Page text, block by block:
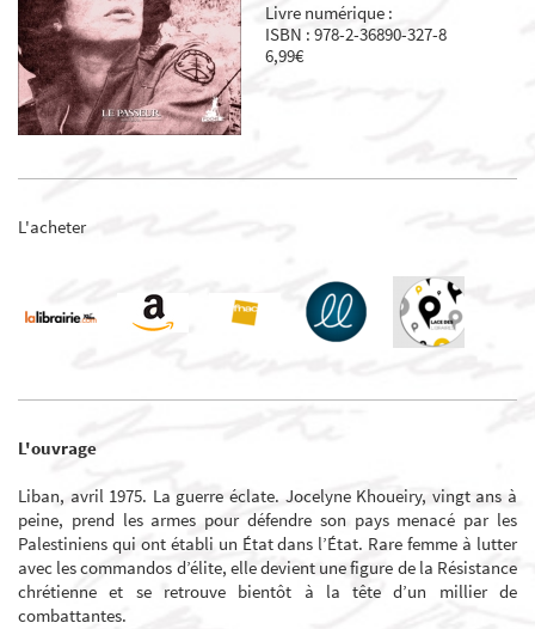
Livre numérique :
ISBN : 978-2-36890-327-8
6,99€
L'acheter
L'ouvrage
Liban, avril 1975. La guerre éclate. Jocelyne Khoueiry, vingt ans à
peine, prend les armes pour défendre son pays menacé par les
Palestiniens qui ont établi un État dans l’État. Rare femme à lutter
avec les commandos d’élite, elle devient une figure de la Résistance
chrétienne et se retrouve bientôt à la tête d’un millier de
combattantes.